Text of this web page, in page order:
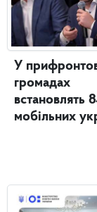
У
громадах
встановлять
мобільних